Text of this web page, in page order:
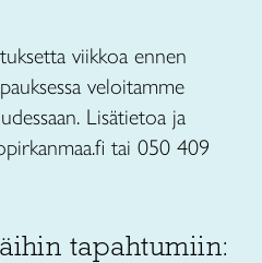
viikkoa ennen
veloitamme
Lisätietoa ja
tai 050 409
tapahtumiin: